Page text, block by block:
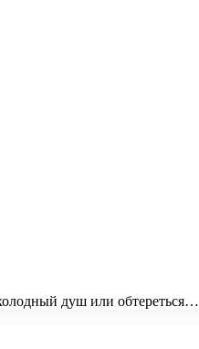
душ или обтереться…